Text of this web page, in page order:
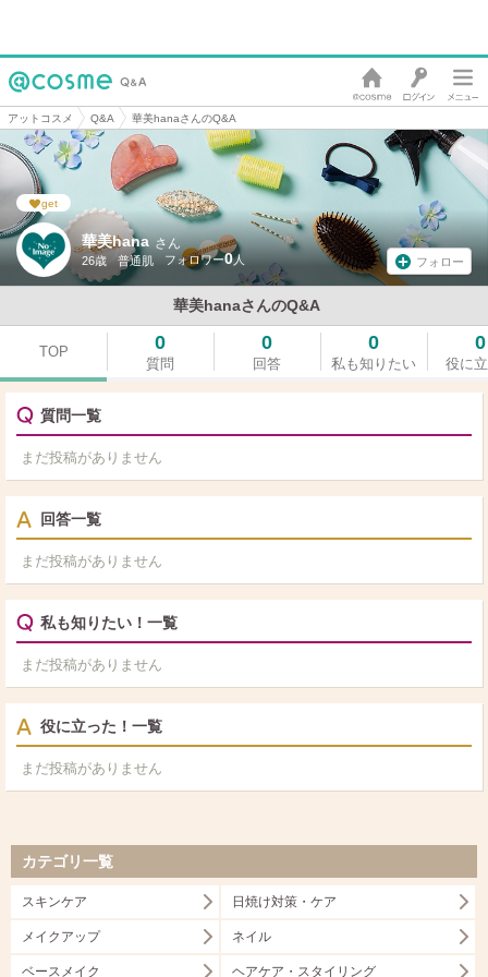
アットコスメ Q&A 華美hanaさんのQ&A
華美hana さん
26歳 普通肌 0 フォロー
華美hanaさんのQ&A
get
TOP 0
質問
0
回答
0
私も知りたい
0
役に
質問一覧
まだ投稿がありません
回答一覧
まだ投稿がありません
私も知りたい！一覧
まだ投稿がありません
役に立った！一覧
まだ投稿がありません
カテゴリ一覧
スキンケア 日焼け対策・ケア
メイクアップ ネイル
ベースメイク ヘアケア・スタイリング